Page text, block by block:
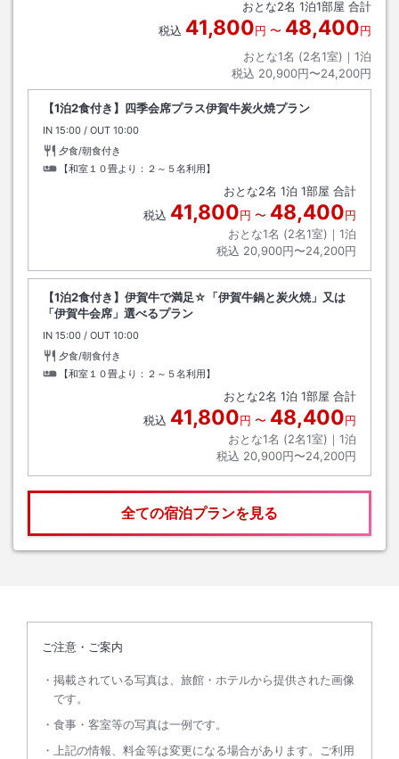
おとな2名 1泊1部屋 合計
税込 41,800円 〜 48,400円
おとな1名 (2名1室)｜ 1泊
税込 20,900円〜24,200円
【1泊2食付き】四季会席プラス伊賀牛炭火焼プラン
IN チェックイン
15:00 / OUT チェックアウト
10:00
夕食/朝食付き
【和室１０畳より：２～５名利用】
おとな2名 1泊 1部屋 合計
税込 41,800円 〜 48,400円
おとな1名 (2名1室)｜ 1泊
税込 20,900円〜24,200円
【1泊2食付き】伊賀牛で満足☆「伊賀牛鍋と炭火焼」又は
「伊賀牛会席」選べるプラン
IN チェックイン
15:00 / OUT チェックアウト
10:00
夕食/朝食付き
【和室１０畳より：２～５名利用】
おとな2名 1泊 1部屋 合計
税込 41,800円 〜 48,400円
おとな1名 (2名1室)｜ 1泊
税込 20,900円〜24,200円
全ての宿泊プランを見る
ご注意・ご案内
掲載されている写真は、旅館・ホテルから提供された画像
です。
食事・客室等の写真は一例です。
上記の情報、料金等は変更になる場合があります。ご利用